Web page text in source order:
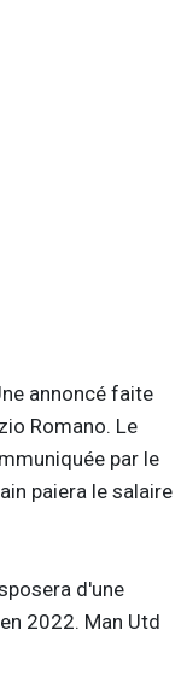
annoncé faite
Romano. Le
par le
paiera le salaire
d'une
2022. Man Utd